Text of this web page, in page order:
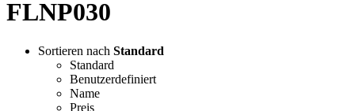
FLNP030
Sortieren nach Standard
Standard
Benutzerdefiniert
Name
Preis